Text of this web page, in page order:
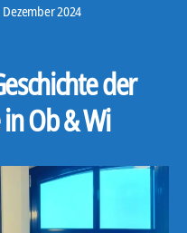
Dezember 2024
der
Ob & Wi